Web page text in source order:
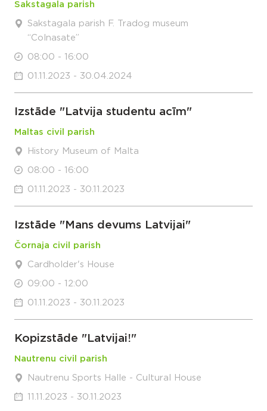
Sakstagala parish
Sakstagala parish F. Tradog museum
“Colnasate”
08:00 - 16:00
01.11.2023 - 30.04.2024
Izstāde "Latvija studentu acīm"
Maltas civil parish
History Museum of Malta
08:00 - 16:00
01.11.2023 - 30.11.2023
Izstāde "Mans devums Latvijai"
Čornaja civil parish
Cardholder's House
09:00 - 12:00
01.11.2023 - 30.11.2023
Kopizstāde "Latvijai!"
Nautrenu civil parish
Nautrenu Sports Halle - Cultural House
11.11.2023 - 30.11.2023